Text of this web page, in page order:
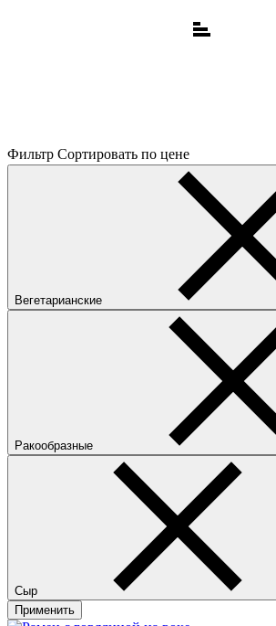
Фильтр Сортировать по цене
Вегетарианские
Ракообразные
Сыр
Применить